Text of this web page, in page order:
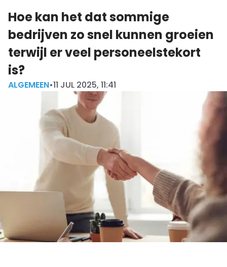
Hoe kan het dat sommige
bedrijven zo snel kunnen groeien
terwijl er veel personeelstekort
is?
ALGEMEEN•11 JUL 2025, 11:41